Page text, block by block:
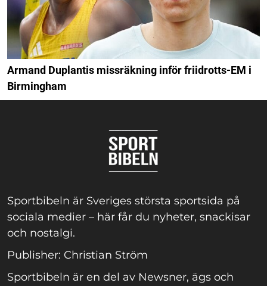
Armand Duplantis missräkning inför friidrotts-EM i
Birmingham
Sportbibeln är Sveriges största sportsida på
sociala medier – här får du nyheter, snackisar
och nostalgi.
Publisher: Christian Ström
Sportbibeln är en del av Newsner, ägs och